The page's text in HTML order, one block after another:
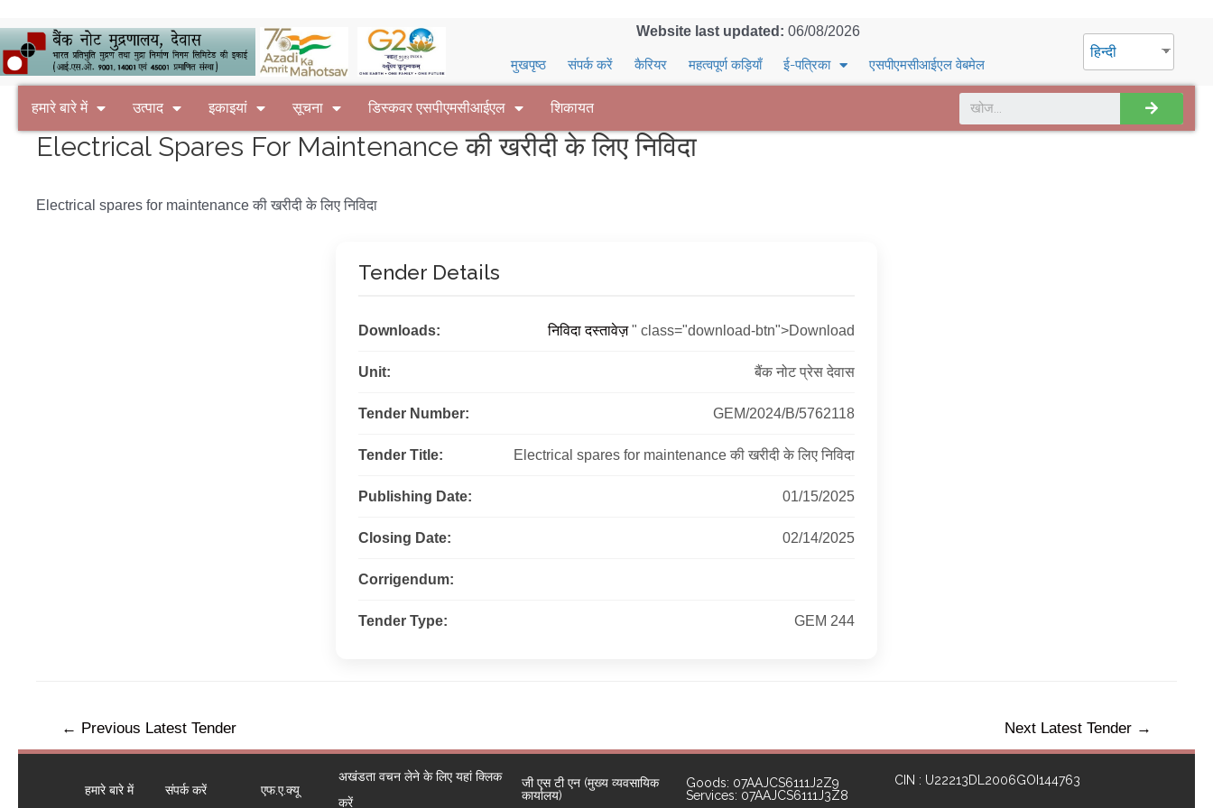
Website last updated: 06/08/2026
मुखपृष्ठ संपर्क करें कैरियर महत्वपूर्ण कड़ियाँ ई-पत्रिका एसपीएमसीआईएल वेबमेल
हिन्दी
हमारे बारे में उत्पाद इकाइयां सूचना डिस्कवर एसपीएमसीआईएल शिकायत
Electrical Spares For Maintenance की खरीदी के लिए निविदा
Electrical spares for maintenance की खरीदी के लिए निविदा
Tender Details
Downloads: निविदा दस्तावेज़" class="download-btn">Download
Unit: बैंक नोट प्रेस देवास
Tender Number: GEM/2024/B/5762118
Tender Title: Electrical spares for maintenance की खरीदी के लिए निविदा
Publishing Date: 01/15/2025
Closing Date: 02/14/2025
Corrigendum:
Tender Type: GEM 244
← Previous Latest Tender Next Latest Tender →
हमारे बारे में संपर्क करें एफ.ए.क्यू
अखंडता वचन लेने के लिए यहां क्लिक
करें
जी एस टी एन (मुख्य व्यवसायिक
कार्यालय)
Goods: 07AAJCS6111J2Z9
Services: 07AAJCS6111J3Z8
CIN : U22213DL2006GOI144763